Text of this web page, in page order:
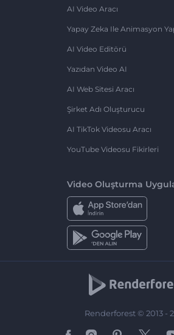
AI Video Aracı
Yapay Zeka Ile Animasyon
AI Video Editörü
Yazıdan Video AI
AI Web Sitesi Aracı
Şirket Adı Oluşturucu
AI TikTok Videosu Aracı
YouTube Videosu Fikirleri
Video Oluşturma
Renderforest © 2013 -